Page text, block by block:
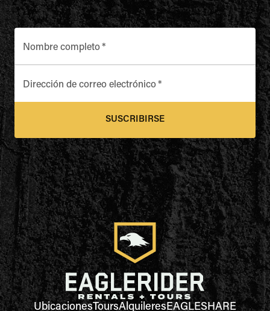
Nombre completo*
Dirección de correo electrónico*
SUSCRIBIRSE
UbicacionesToursAlquileresEAGLESHARE